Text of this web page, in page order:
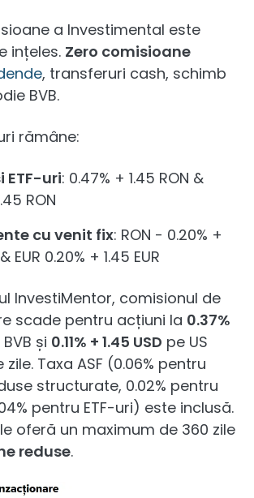
a Investimental este
ințeles. Zero comisioane
, transferuri cash, schimb
BVB.
rămâne:
ETF-uri: 0.47% + 1.45 RON &
RON
cu venit fix: RON - 0.20% +
EUR 0.20% + 1.45 EUR
InvestiMentor, comisionul de
scade pentru acțiuni la 0.37%
și 0.11% + 1.45 USD pe US
Taxa ASF (0.06% pentru
structurate, 0.02% pentru
pentru ETF-uri) este inclusă.
oferă un maximum de 360 zile
reduse.